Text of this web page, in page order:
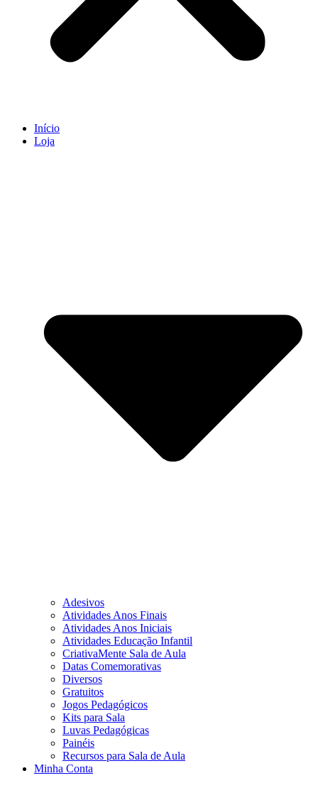
Início
Loja
Adesivos
Atividades Anos Finais
Atividades Anos Iniciais
Atividades Educação Infantil
CriativaMente Sala de Aula
Datas Comemorativas
Diversos
Gratuitos
Jogos Pedagógicos
Kits para Sala
Luvas Pedagógicas
Painéis
Recursos para Sala de Aula
Minha Conta